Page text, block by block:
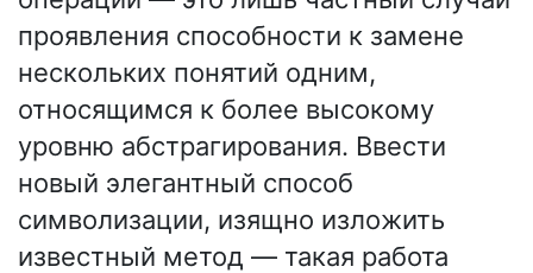
проявления способности к замене
нескольких понятий одним,
относящимся к более высокому
уровню абстрагирования. Ввести
новый элегантный способ
символизации, изящно изложить
известный метод — такая работа